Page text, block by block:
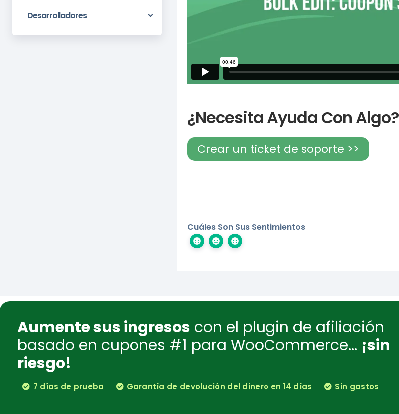
Desarrolladores
¿Necesita Ayuda Con Algo?
Crear un ticket de soporte >>
Cuáles Son Sus Sentimientos
Aumente sus ingresos con el plugin de afiliación
basado en cupones #1 para WooCommerce... ¡sin
riesgo!
7 días de prueba Garantía de devolución del dinero en 14 días Sin gastos